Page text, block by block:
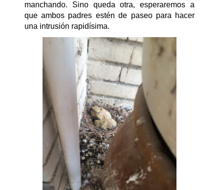
manchando. Sino queda otra, esperaremos a
que ambos padres estén de paseo para hacer
una intrusión rapidísima.